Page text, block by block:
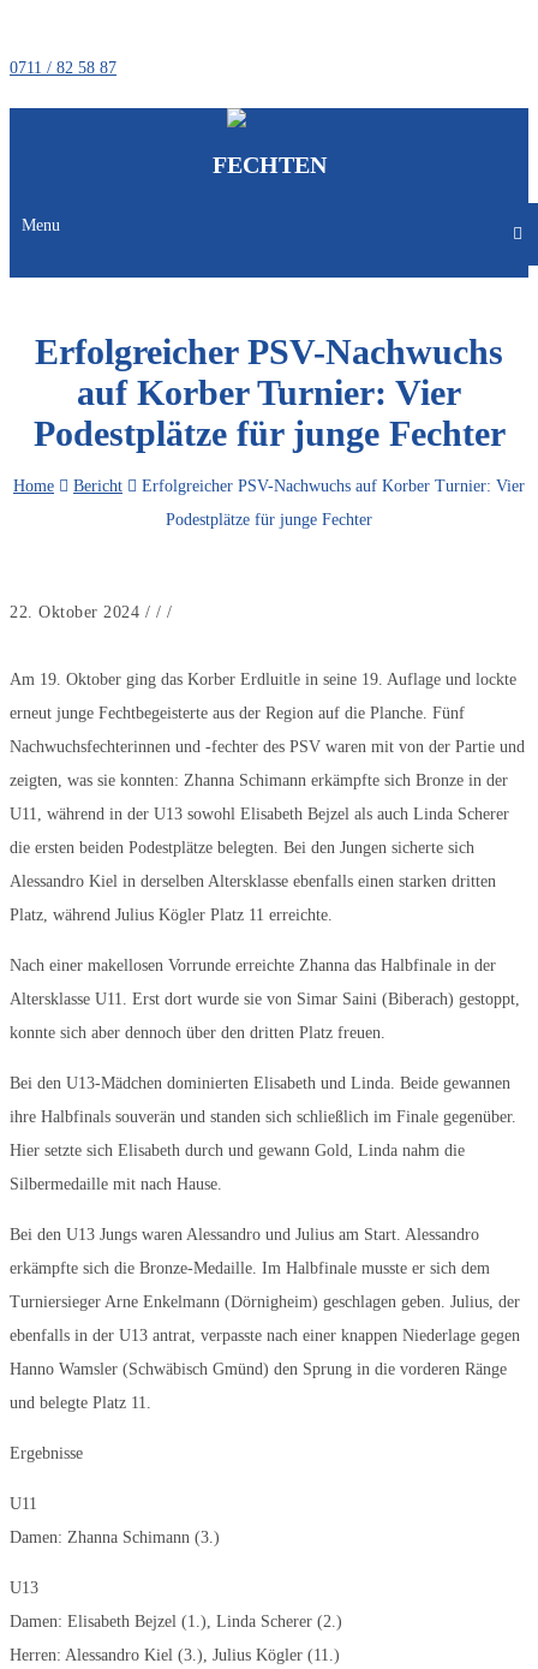
0711 / 82 58 87
FECHTEN
Menu
Erfolgreicher PSV-Nachwuchs
auf Korber Turnier: Vier
Podestplätze für junge Fechter
Home Bericht
Erfolgreicher PSV-Nachwuchs auf Korber Turnier: Vier
Podestplätze für junge Fechter
22. Oktober 2024 / / /
Am 19. Oktober ging das Korber Erdluitle in seine 19. Auflage und lockte
erneut junge Fechtbegeisterte aus der Region auf die Planche. Fünf
Nachwuchsfechterinnen und -fechter des PSV waren mit von der Partie und
zeigten, was sie konnten: Zhanna Schimann erkämpfte sich Bronze in der
U11, während in der U13 sowohl Elisabeth Bejzel als auch Linda Scherer
die ersten beiden Podestplätze belegten. Bei den Jungen sicherte sich
Alessandro Kiel in derselben Altersklasse ebenfalls einen starken dritten
Platz, während Julius Kögler Platz 11 erreichte.
Nach einer makellosen Vorrunde erreichte Zhanna das Halbfinale in der
Altersklasse U11. Erst dort wurde sie von Simar Saini (Biberach) gestoppt,
konnte sich aber dennoch über den dritten Platz freuen.
Bei den U13-Mädchen dominierten Elisabeth und Linda. Beide gewannen
ihre Halbfinals souverän und standen sich schließlich im Finale gegenüber.
Hier setzte sich Elisabeth durch und gewann Gold, Linda nahm die
Silbermedaille mit nach Hause.
Bei den U13 Jungs waren Alessandro und Julius am Start. Alessandro
erkämpfte sich die Bronze-Medaille. Im Halbfinale musste er sich dem
Turniersieger Arne Enkelmann (Dörnigheim) geschlagen geben. Julius, der
ebenfalls in der U13 antrat, verpasste nach einer knappen Niederlage gegen
Hanno Wamsler (Schwäbisch Gmünd) den Sprung in die vorderen Ränge
und belegte Platz 11.
Ergebnisse
U11
Damen: Zhanna Schimann (3.)
U13
Damen: Elisabeth Bejzel (1.), Linda Scherer (2.)
Herren: Alessandro Kiel (3.), Julius Kögler (11.)